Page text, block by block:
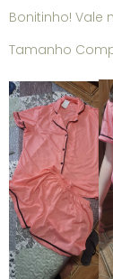
Bonitinho! Vale
Tamanho